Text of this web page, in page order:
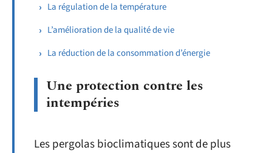
La régulation de la température
L’amélioration de la qualité de vie
La réduction de la consommation d’énergie
Une protection contre les
intempéries
Les pergolas bioclimatiques sont de plus